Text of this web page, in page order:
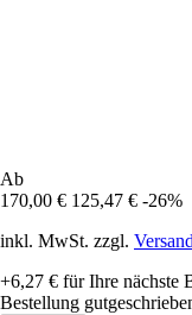
Ab
170,00 € 125,47 € -26%
inkl. MwSt. zzgl.
+6,27 € für Ihre nächste
Bestellung